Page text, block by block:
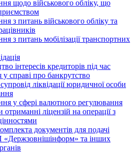
щодо військового обліку, що
з питань військового обліку та
з питань мобілізації транспортних
інтересів кредиторів під час
справі про банкрутство
ліквідації юридичної особи
у сфері валютного регулювання
ліцензій на операції з
документів для подачі
«Держзовнішінформ» та інших